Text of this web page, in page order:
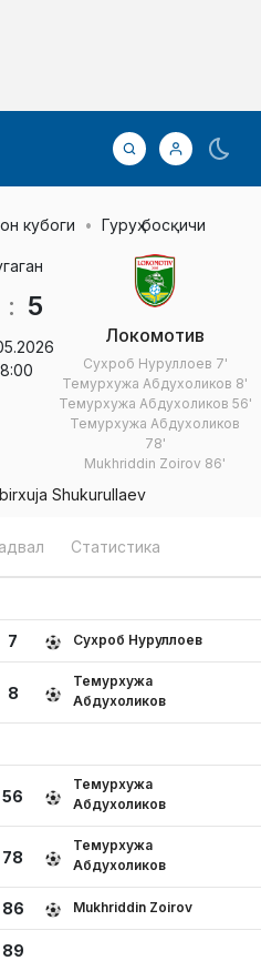
кубоги Гуруҳ босқичи
: 5
Локомотив
Сухроб Нуруллоев 7'
Темурхужа Абдухоликов 8'
Темурхужа Абдухоликов 56'
Темурхужа Абдухоликов
78'
Mukhriddin Zoirov 86'
Shukurullaev
Статистика
7 Сухроб Нуруллоев
8
Темурхужа
Абдухоликов
56
Темурхужа
Абдухоликов
78
Темурхужа
Абдухоликов
86 Mukhriddin Zoirov
89